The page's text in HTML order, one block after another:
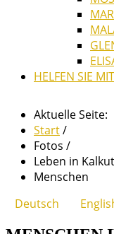
HELFEN SIE MIT
Aktuelle Seite:
Start/
Fotos /
Leben in
Menschen
Deutsch